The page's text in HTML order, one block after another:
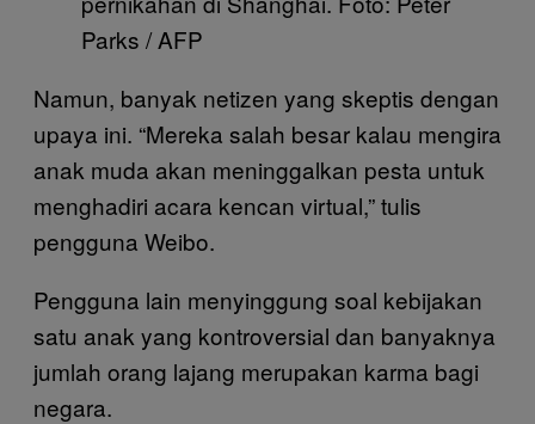
Parks / AFP
Namun, banyak netizen yang skeptis dengan
upaya ini. “Mereka salah besar kalau mengira
anak muda akan meninggalkan pesta untuk
menghadiri acara kencan virtual,” tulis
pengguna Weibo.
Pengguna lain menyinggung soal kebijakan
satu anak yang kontroversial dan banyaknya
jumlah orang lajang merupakan karma bagi
negara.